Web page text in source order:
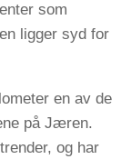
som
ligger syd for
en av de
på Jæren.
og har